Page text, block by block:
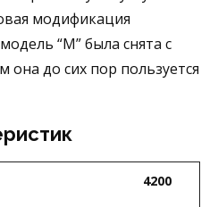
модификация
“М” была снята с
она до сих пор пользуется
4200